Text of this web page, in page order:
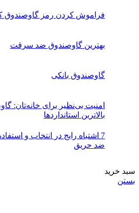
فراموش کردن رمز گاوصندوق
بهترین گاوصندوق ضد سرقت
گاوصندوق بانکی
امنیت بی‌نظیر برای خانه‌تان:
بالاترین استانداردها
7 اشتباه رایج در انتخاب و
ضد حریق
سبد خرید
بستن